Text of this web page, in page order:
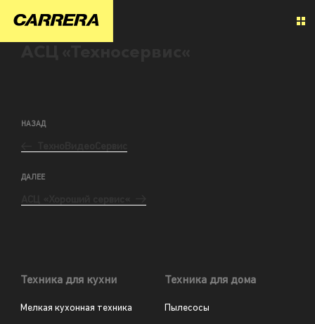
НАЗАД
ДАЛЕЕ
Техника для кухни
Мелкая кухонная техника
Техника для дома
Пылесосы